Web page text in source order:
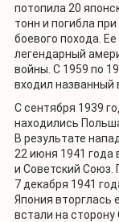
потопила 20
тонн и погибла
боевого похода.
легендарный
войны. С 1959 по
входил названный
С сентября 1939
находились
В результате
22 июня 1941 года
и Советский
7 декабря 1941
Япония вторглась
встали на